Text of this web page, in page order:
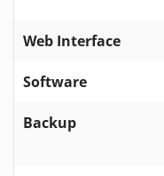
Web Interface
Software
Backup